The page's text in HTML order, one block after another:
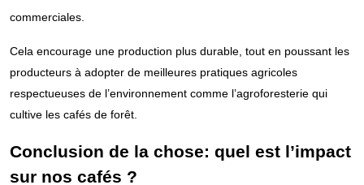
commerciales.
Cela encourage une production plus durable, tout en poussant les
producteurs à adopter de meilleures pratiques agricoles
respectueuses de l’environnement comme l’agroforesterie qui
cultive les cafés de forêt.
Conclusion de la chose: quel est l’impact
sur nos cafés ?